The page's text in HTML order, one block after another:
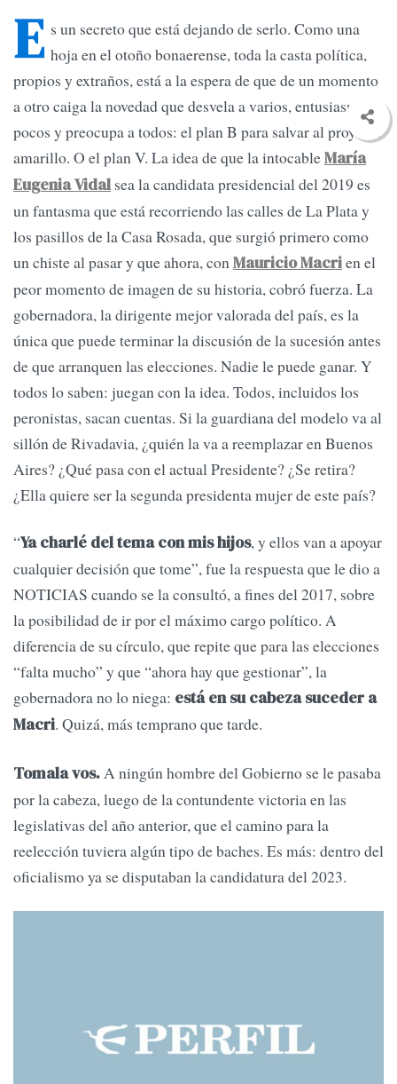
E s un secreto que está dejando de serlo. Como una
hoja en el otoño bonaerense, toda la casta política,
propios y extraños, está a la espera de que de un momento
a otro caiga la novedad que desvela a varios, entusiasma a
pocos y preocupa a todos: el plan B para salvar al proyecto
amarillo. O el plan V. La idea de que la intocableMaría
Eugenia Vidalsea la candidata presidencial del 2019 es
un fantasma que está recorriendo las calles de La Plata y
los pasillos de la Casa Rosada, que surgió primero como
un chiste al pasar y que ahora, conMauricio Macrien el
peor momento de imagen de su historia, cobró fuerza. La
gobernadora, la dirigente mejor valorada del país, es la
única que puede terminar la discusión de la sucesión antes
de que arranquen las elecciones. Nadie le puede ganar. Y
todos lo saben: juegan con la idea. Todos, incluidos los
peronistas, sacan cuentas. Si la guardiana del modelo va al
sillón de Rivadavia, ¿quién la va a reemplazar en Buenos
Aires? ¿Qué pasa con el actual Presidente? ¿Se retira?
¿Ella quiere ser la segunda presidenta mujer de este país?
“Ya charlé del tema con mis hijos, y ellos van a apoyar
cualquier decisión que tome”, fue la respuesta que le dio a
NOTICIAS cuando se la consultó, a fines del 2017, sobre
la posibilidad de ir por el máximo cargo político. A
diferencia de su círculo, que repite que para las elecciones
“falta mucho” y que “ahora hay que gestionar”, la
gobernadora no lo niega: está en su cabeza suceder a
Macri. Quizá, más temprano que tarde.
Tomala vos.A ningún hombre del Gobierno se le pasaba
por la cabeza, luego de la contundente victoria en las
legislativas del año anterior, que el camino para la
reelección tuviera algún tipo de baches. Es más: dentro del
oficialismo ya se disputaban la candidatura del 2023.